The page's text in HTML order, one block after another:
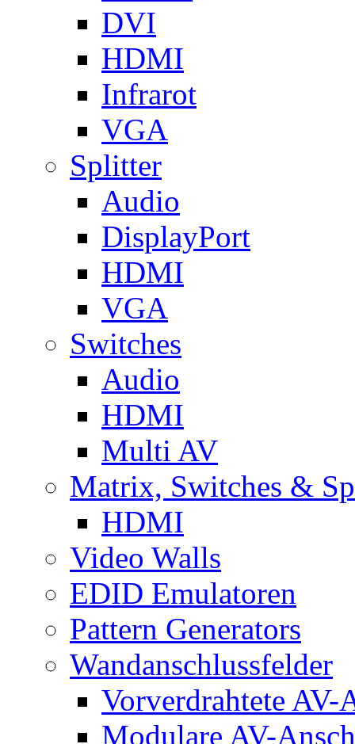
DVI
HDMI
Infrarot
VGA
Splitter
Audio
DisplayPort
HDMI
VGA
Switches
Audio
HDMI
Multi AV
Matrix, Switches &
HDMI
Video Walls
EDID Emulatoren
Pattern Generators
Wandanschlussfelder
Vorverdrahtete AV-
Modulare AV-